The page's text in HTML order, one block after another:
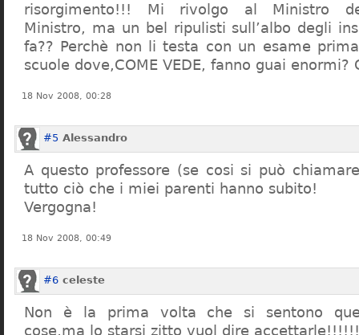
risorgimento!!! Mi rivolgo al Ministro
Ministro, ma un bel ripulisti sull’albo degli
fa?? Perchè non li testa con un esame
scuole dove,COME VEDE, fanno guai enormi?
18 Nov 2008, 00:28
#5 Alessandro
A questo professore (se cosi si può
tutto ciò che i miei parenti hanno subito!
Vergogna!
18 Nov 2008, 00:49
#6 celeste
Non è la prima volta che si sentono
cose,ma lo starsi zitto vuol dire accettarle!!!!!!